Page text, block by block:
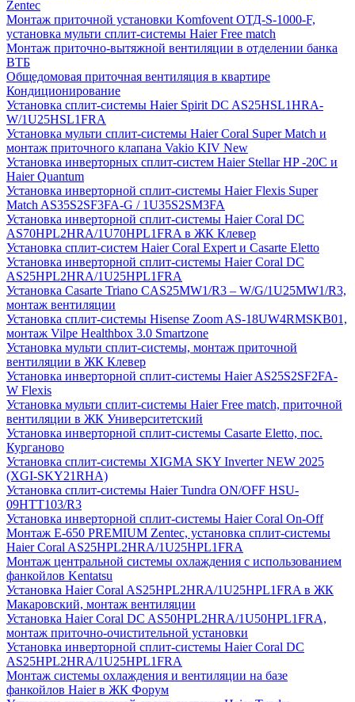
Zentec
Монтаж приточной установки Komfovent ОТД-S-1000-F,
установка мульти сплит-системы Haier Free match
Монтаж приточно-вытяжной вентиляции в отделении банка
ВТБ
Общедомовая приточная вентиляция в квартире
Кондиционирование
Установка сплит-системы Haier Spirit DC AS25HSL1HRA-
W/1U25HSL1FRA
Установка мульти сплит-системы Haier Coral Super Match и
монтаж приточного клапана Vakio KIV New
Установка инверторных сплит-систем Haier Stellar HP -20С и
Haier Quantum
Установка инверторной сплит-системы Haier Flexis Super
Match AS35S2SF3FA-G / 1U35S2SM3FA
Установка инверторной сплит-системы Haier Coral DC
AS70HPL2HRA/1U70HPL1FRA в ЖК Клевер
Установка сплит-систем Haier Coral Expert и Casarte Eletto
Установка инверторной сплит-системы Haier Coral DC
AS25HPL2HRA/1U25HPL1FRA
Установка Casarte Triano CAS25MW1/R3 – W/G/1U25MW1/R3,
монтаж вентиляции
Установка сплит-системы Hisense Zoom AS-18UW4RMSKB01,
монтаж Vilpe Healthbox 3.0 Smartzone
Установка мульти сплит-системы, монтаж приточной
вентиляции в ЖК Клевер
Установка инверторной сплит-системы Haier AS25S2SF2FA-
W Flexis
Установка мульти сплит-системы Haier Free match, приточной
вентиляции в ЖК Университетский
Установка инверторной сплит-системы Casarte Eletto, пос.
Курганово
Установка сплит-системы XIGMA SKY Inverter NEW 2025
(XGI-SKY21RHA)
Установка сплит-системы Haier Tundra ON/OFF HSU-
09HTT103/R3
Установка инверторной сплит-системы Haier Coral On-Off
Монтаж E-650 PREMIUM Zentec, установка сплит-системы
Haier Coral AS25HPL2HRA/1U25HPL1FRA
Монтаж центральной системы охлаждения с использованием
фанкойлов Kentatsu
Установка Haier Coral AS25HPL2HRA/1U25HPL1FRA в ЖК
Макаровский, монтаж вентиляции
Установка Haier Coral DC AS50HPL2HRA/1U50HPL1FRA,
монтаж приточно-очистительной установки
Установка инверторной сплит-системы Haier Coral DC
AS25HPL2HRA/1U25HPL1FRA
Монтаж системы охлаждения и вентиляции на базе
фанкойлов Haier в ЖК Форум